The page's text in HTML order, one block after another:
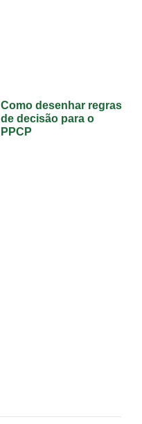
Como desenhar regras
de decisão para o
PPCP